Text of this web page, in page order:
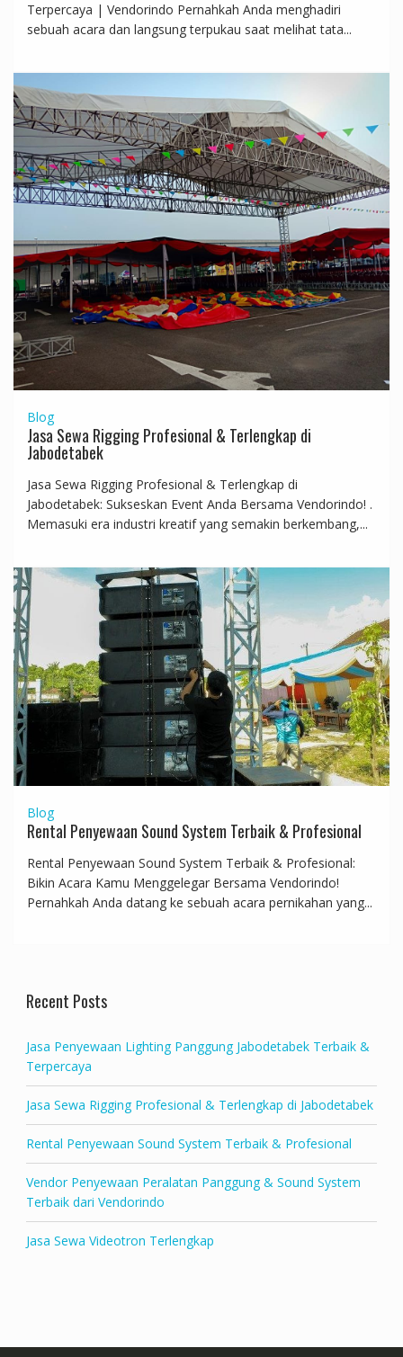
Terpercaya | Vendorindo Pernahkah Anda menghadiri
sebuah acara dan langsung terpukau saat melihat tata...
Blog
Jasa Sewa Rigging Profesional & Terlengkap di
Jabodetabek
Jasa Sewa Rigging Profesional & Terlengkap di
Jabodetabek: Sukseskan Event Anda Bersama Vendorindo! .
Memasuki era industri kreatif yang semakin berkembang,...
Blog
Rental Penyewaan Sound System Terbaik & Profesional
Rental Penyewaan Sound System Terbaik & Profesional:
Bikin Acara Kamu Menggelegar Bersama Vendorindo!
Pernahkah Anda datang ke sebuah acara pernikahan yang...
Recent Posts
Jasa Penyewaan Lighting Panggung Jabodetabek Terbaik &
Terpercaya
Jasa Sewa Rigging Profesional & Terlengkap di Jabodetabek
Rental Penyewaan Sound System Terbaik & Profesional
Vendor Penyewaan Peralatan Panggung & Sound System
Terbaik dari Vendorindo
Jasa Sewa Videotron Terlengkap